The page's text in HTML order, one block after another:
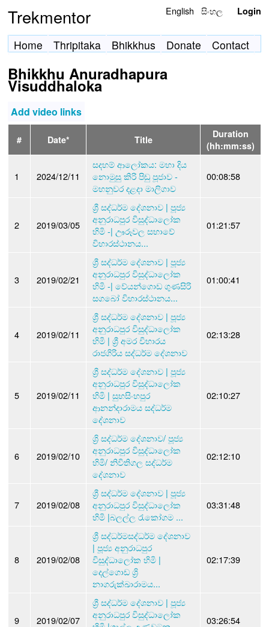
Trekmentor English සිංහල Login
Home Thripitaka Bhikkhus Donate Contact
Bhikkhu Anuradhapura
Visuddhaloka
Add video links
# Date* Title
Duration
(hh:mm:ss)
1 2024/12/11
සදහම් ආලෝකය: මහා දිය
නොමුසු කිරි පිඬු පූජාව -
මහනුවර දළදා මාලිගාව
00:08:58
2 2019/03/05
ශ්‍රී සද්ධර්ම දේශනාව | පූජ්‍ය
අනුරාධපුර විසුද්ධාලෝක
හිමි -| ඌරූවල සභාවේ
විහාරස්ථානය...
01:21:57
3 2019/02/21
ශ්‍රී සද්ධර්ම දේශනාව | පූජ්‍ය
අනුරාධපුර විසුද්ධාලෝක
හිමි -| වේයන්ගොඩ ගුණසිරි
සගබෝ විහාරස්ථානය...
01:00:41
4 2019/02/11
ශ්‍රී සද්ධර්ම දේශනාව | පූජ්‍ය
අනුරාධපුර විසුද්ධාලෝක
හිමි | ශ්‍රී අමර විහාරය
රාජගිරිය සද්ධර්ම දේශනාව
02:13:28
5 2019/02/11
ශ්‍රී සද්ධර්ම දේශනාව | පූජ්‍ය
අනුරාධපුර විසුද්ධාලෝක
හිමි | සුභසිංහපුර
ආනන්දාරාමය සද්ධර්ම
දේශනාව
02:10:27
6 2019/02/10
ශ්‍රි සද්ධර්ම දේශනාව/ පූජ්‍ය
අනුරාධපුර විසුද්ධාලෝක
හිමි/ නිවිතිගල සද්ධර්ම
දේශනාව
02:12:10
7 2019/02/08
ශ්‍රී සද්ධර්ම දේශනාව | පූජ්‍ය
අනුරාධපුර විසුද්ධාලෝක
හිමි |බලල්ල රැකෝගම ...
03:31:48
8 2019/02/08
ශ්‍රී සද්ධර්මසද්ධර්ම දේශනාව
| පූජ්‍ය අනුරාධපුර
විසුද්ධාලෝක හිමි |
දෙල්ගොඩ ශ්‍රි
නාගරුක්ඛාරාමය...
02:17:39
9 2019/02/07
ශ්‍රී සද්ධර්ම දේශනාව | පූජ්‍ය
අනුරාධපුර විසුද්ධාලෝක
03:26:54